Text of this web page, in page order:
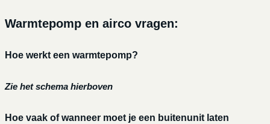
Warmtepomp en airco vragen:
Hoe werkt een warmtepomp?
Zie het schema hierboven
Hoe vaak of wanneer moet je een buitenunit laten